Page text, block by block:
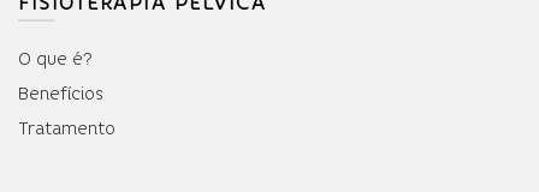
O que é?
Benefícios
Tratamento